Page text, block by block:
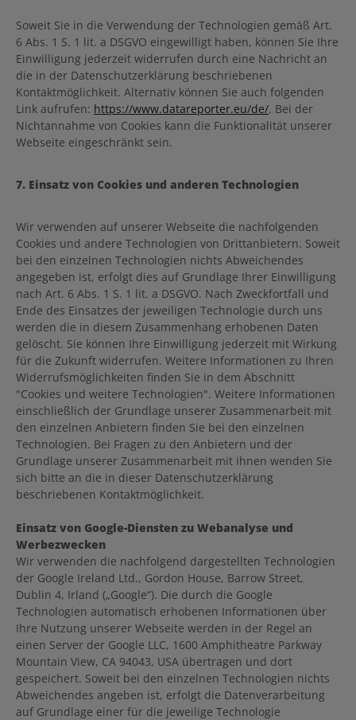
Soweit Sie in die Verwendung der Technologien gemäß Art.
6 Abs. 1 S. 1 lit. a DSGVO eingewilligt haben, können Sie Ihre
Einwilligung jederzeit widerrufen durch eine Nachricht an
die in der Datenschutzerklärung beschriebenen
Kontaktmöglichkeit. Alternativ können Sie auch folgenden
Link aufrufen: https://www.datareporter.eu/de/. Bei der
Nichtannahme von Cookies kann die Funktionalität unserer
Webseite eingeschränkt sein.
7. Einsatz von Cookies und anderen Technologien
Wir verwenden auf unserer Webseite die nachfolgenden
Cookies und andere Technologien von Drittanbietern. Soweit
bei den einzelnen Technologien nichts Abweichendes
angegeben ist, erfolgt dies auf Grundlage Ihrer Einwilligung
nach Art. 6 Abs. 1 S. 1 lit. a DSGVO. Nach Zweckfortfall und
Ende des Einsatzes der jeweiligen Technologie durch uns
werden die in diesem Zusammenhang erhobenen Daten
gelöscht. Sie können Ihre Einwilligung jederzeit mit Wirkung
für die Zukunft widerrufen. Weitere Informationen zu Ihren
Widerrufsmöglichkeiten finden Sie in dem Abschnitt
"Cookies und weitere Technologien". Weitere Informationen
einschließlich der Grundlage unserer Zusammenarbeit mit
den einzelnen Anbietern finden Sie bei den einzelnen
Technologien. Bei Fragen zu den Anbietern und der
Grundlage unserer Zusammenarbeit mit ihnen wenden Sie
sich bitte an die in dieser Datenschutzerklärung
beschriebenen Kontaktmöglichkeit.
Einsatz von Google-Diensten zu Webanalyse und
Werbezwecken
Wir verwenden die nachfolgend dargestellten Technologien
der Google Ireland Ltd., Gordon House, Barrow Street,
Dublin 4, Irland („Google“). Die durch die Google
Technologien automatisch erhobenen Informationen über
Ihre Nutzung unserer Webseite werden in der Regel an
einen Server der Google LLC, 1600 Amphitheatre Parkway
Mountain View, CA 94043, USA übertragen und dort
gespeichert. Soweit bei den einzelnen Technologien nichts
Abweichendes angeben ist, erfolgt die Datenverarbeitung
auf Grundlage einer für die jeweilige Technologie